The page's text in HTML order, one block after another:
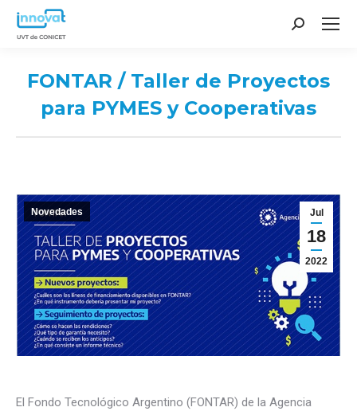
Search:
FONTAR / Taller de Proyectos
para PYMES y Cooperativas
Jul
18
2022
Novedades
El Fondo Tecnológico Argentino (FONTAR) de la Agencia